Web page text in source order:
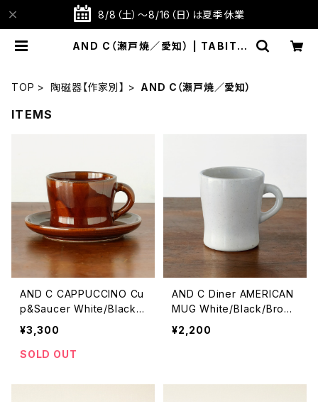
8/8（土）～8/16（日）は夏季休業
AND C（瀬戸焼／愛知） | TABITO
TOP 陶磁器【作家別】 AND C（瀬戸焼／愛知）
ITEMS
AND C CAPPUCCINO Cu
p&Saucer White/Black/
Brown/Gray【瀬戸焼】【エ
ムエムヨシハシ】【マグカッ
プ】【カップアンドソーサー】
お誕生日】
¥3,300
SOLD OUT
AND C Diner AMERICAN
MUG White/Black/Brow
n/Gray【瀬戸焼】【エムエム
ヨシハシ】【マグカップ】【ギ
¥2,200